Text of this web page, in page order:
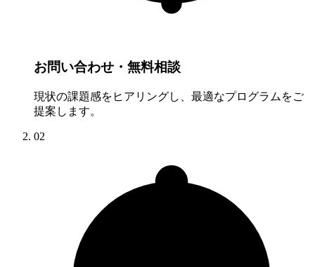
お問い合わせ・無料相談
現状の課題感をヒアリングし、最適なプログラムをご
提案します。
02